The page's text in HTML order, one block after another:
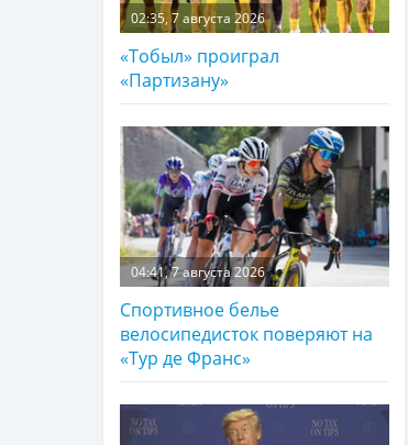
02:35, 7 августа 2026
«Тобыл» проиграл
«Партизану»
04:41, 7 августа 2026
Спортивное белье
велосипедисток поверяют на
«Тур де Франс»